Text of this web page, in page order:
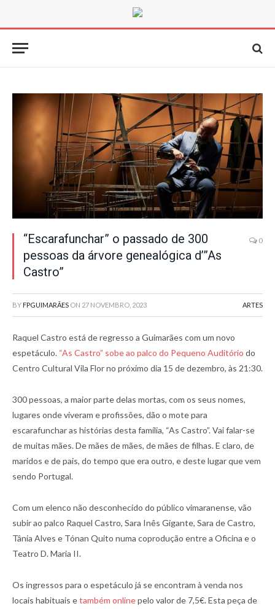
“Escarafunchar” o passado de 300
pessoas da árvore genealógica d’”As
Castro”
0
BY FPGUIMARÃES ON 27 NOVEMBRO, 2023 ARTES
Raquel Castro está de regresso a Guimarães com um novo
espetáculo. “As Castro” sobe ao palco do Pequeno Auditório do
Centro Cultural Vila Flor no próximo dia 15 de dezembro, às 21:30.
300 pessoas, a maior parte delas mortas, com os seus nomes,
lugares onde viveram e profissões, dão o mote para
escarafunchar as histórias desta família, “As Castro”. Vai falar-se
de muitas mães. De mães de mães, de mães de filhas. E claro, de
maridos e de pais, do tempo que era outro, e deste lugar que vem
sendo Portugal.
Com um elenco não desconhecido do público vimaranense, vão
subir ao palco Raquel Castro, Sara Inês Gigante, Sara de Castro,
Tânia Alves e Tónan Quito numa coprodução entre a Oficina e o
Teatro D. Maria II.
Os ingressos para o espetáculo já se encontram à venda nos
locais habituais etambém onlinepelo valor de 7,5€. Esta peça de